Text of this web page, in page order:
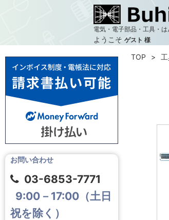
電気・電子部品・工具・
ようこそ ゲスト 様
お問い合わせ
03-6853-7771
9:00－17:00（土日
祝を除く）
TOP